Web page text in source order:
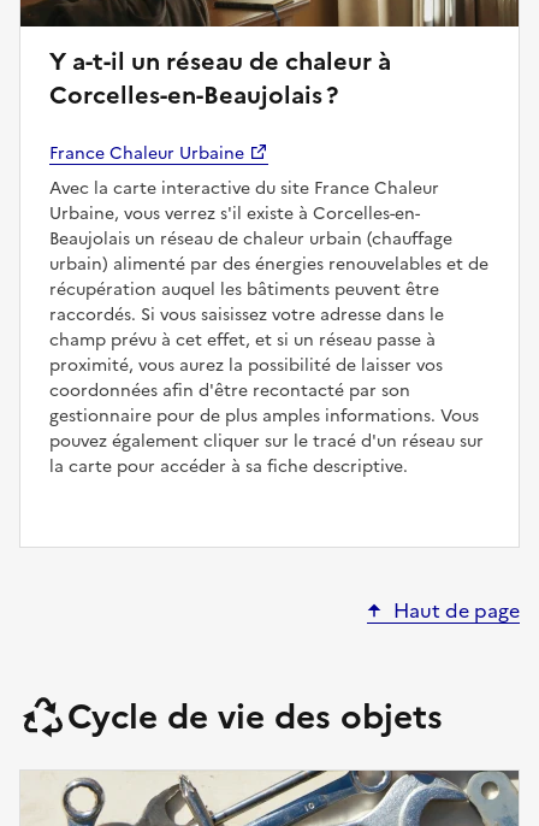
Y a-t-il un réseau de chaleur à
Corcelles-en-Beaujolais ?
France Chaleur Urbaine
Avec la carte interactive du site France Chaleur
Urbaine, vous verrez s'il existe à Corcelles-en-
Beaujolais un réseau de chaleur urbain (chauffage
urbain) alimenté par des énergies renouvelables et de
récupération auquel les bâtiments peuvent être
raccordés. Si vous saisissez votre adresse dans le
champ prévu à cet effet, et si un réseau passe à
proximité, vous aurez la possibilité de laisser vos
coordonnées afin d'être recontacté par son
gestionnaire pour de plus amples informations. Vous
pouvez également cliquer sur le tracé d'un réseau sur
la carte pour accéder à sa fiche descriptive.
Haut de page
Cycle de vie des objets